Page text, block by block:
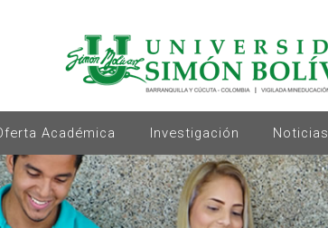
Académica Investigación Noticias